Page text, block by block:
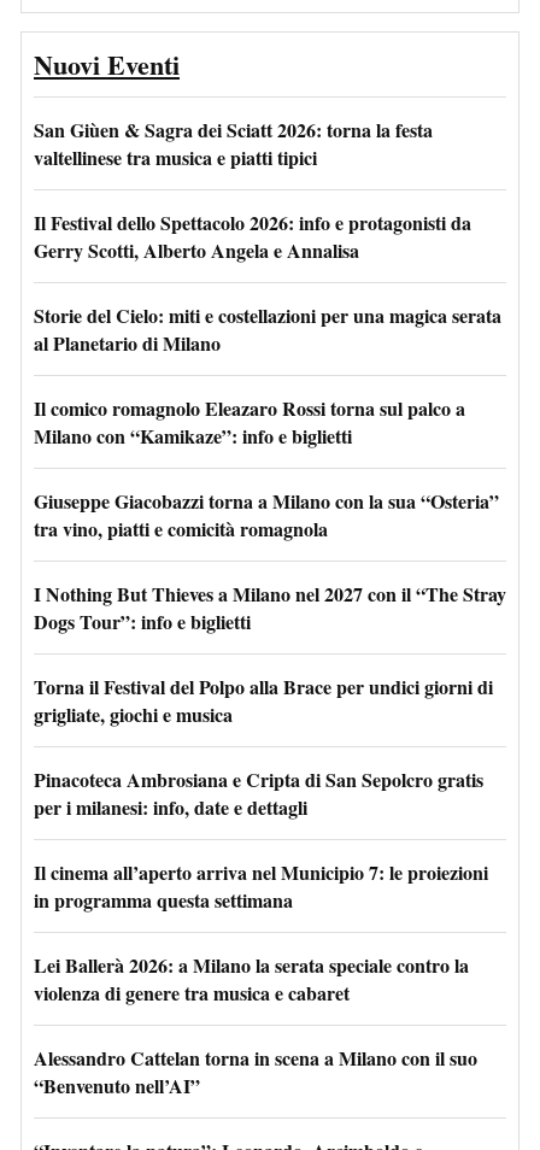
Nuovi Eventi
San Giùen & Sagra dei Sciatt 2026: torna la festa
valtellinese tra musica e piatti tipici
Il Festival dello Spettacolo 2026: info e protagonisti da
Gerry Scotti, Alberto Angela e Annalisa
Storie del Cielo: miti e costellazioni per una magica serata
al Planetario di Milano
Il comico romagnolo Eleazaro Rossi torna sul palco a
Milano con “Kamikaze”: info e biglietti
Giuseppe Giacobazzi torna a Milano con la sua “Osteria”
tra vino, piatti e comicità romagnola
I Nothing But Thieves a Milano nel 2027 con il “The Stray
Dogs Tour”: info e biglietti
Torna il Festival del Polpo alla Brace per undici giorni di
grigliate, giochi e musica
Pinacoteca Ambrosiana e Cripta di San Sepolcro gratis
per i milanesi: info, date e dettagli
Il cinema all’aperto arriva nel Municipio 7: le proiezioni
in programma questa settimana
Lei Ballerà 2026: a Milano la serata speciale contro la
violenza di genere tra musica e cabaret
Alessandro Cattelan torna in scena a Milano con il suo
“Benvenuto nell’AI”